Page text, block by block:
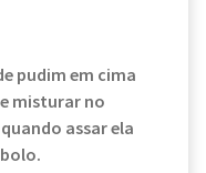
pudim em cima
misturar no
assar ela